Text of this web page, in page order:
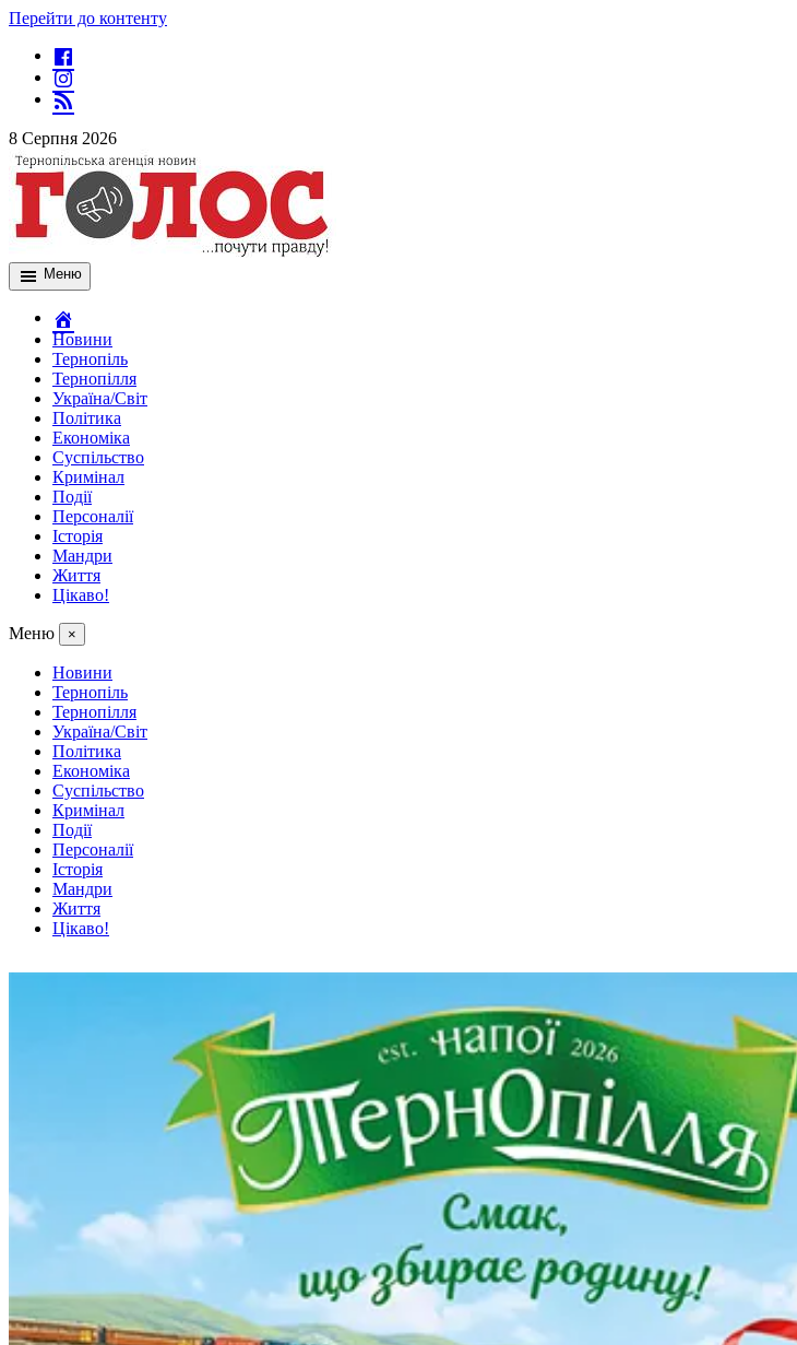
Перейти до контенту
8 Серпня 2026
Меню
Новини
Тернопіль
Тернопілля
Україна/Світ
Політика
Економіка
Суспільство
Кримінал
Події
Персоналії
Історія
Мандри
Життя
Цікаво!
Меню ×
Новини
Тернопіль
Тернопілля
Україна/Світ
Політика
Економіка
Суспільство
Кримінал
Події
Персоналії
Історія
Мандри
Життя
Цікаво!